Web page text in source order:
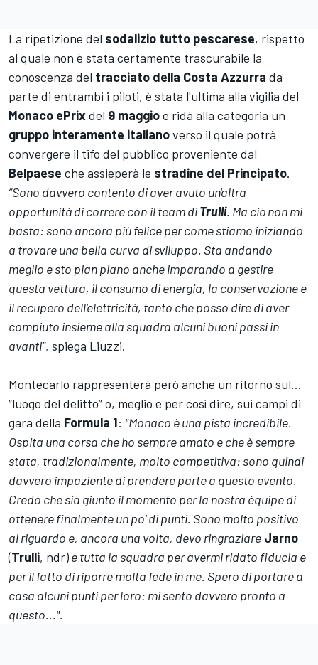
La ripetizione del sodalizio tutto pescarese, rispetto
al quale non è stata certamente trascurabile la
conoscenza del tracciato della Costa Azzurra da
parte di entrambi i piloti, è stata l'ultima alla vigilia del
Monaco ePrixdel 9 maggioe ridà alla categoria un
gruppo interamente italianoverso il quale potrà
convergere il tifo del pubblico proveniente dal
Belpaese che assieperà le stradine del Principato.
“Sono davvero contento di aver avuto un'altra
opportunità di correre con il team diTrulli. Ma ciò non mi
basta: sono ancora più felice per come stiamo iniziando
a trovare una bella curva di sviluppo. Sta andando
meglio e sto pian piano anche imparando a gestire
questa vettura, il consumo di energia, la conservazione e
il recupero dell'elettricità, tanto che posso dire di aver
compiuto insieme alla squadra alcuni buoni passi in
avanti”, spiega Liuzzi.
Montecarlo rappresenterà però anche un ritorno sul…
“luogo del delitto” o, meglio e per così dire, sui campi di
gara della Formula 1: "Monaco è una pista incredibile.
Ospita una corsa che ho sempre amato e che è sempre
stata, tradizionalmente, molto competitiva: sono quindi
davvero impaziente di prendere parte a questo evento.
Credo che sia giunto il momento per la nostra équipe di
ottenere finalmente un po' di punti. Sono molto positivo
al riguardo e, ancora una volta, devo ringraziare Jarno
(Trulli, ndr)e tutta la squadra per avermi ridato fiducia e
per il fatto di riporre molta fede in me. Spero di portare a
casa alcuni punti per loro: mi sento davvero pronto a
questo...".